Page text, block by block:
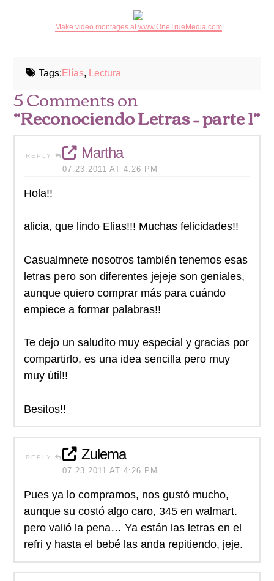
Make video montages atwww.OneTrueMedia.com
Tags: Elías, Lectura
5 Comments on
“Reconociendo Letras – parte 1”
REPLY Martha
07.23.2011 AT 4:26 PM
Hola!!
alicia, que lindo Elias!!! Muchas felicidades!!
Casualmnete nosotros también tenemos esas
letras pero son diferentes jejeje son geniales,
aunque quiero comprar más para cuándo
empiece a formar palabras!!
Te dejo un saludito muy especial y gracias por
compartirlo, es una idea sencilla pero muy
muy útil!!
Besitos!!
REPLY Zulema
07.23.2011 AT 4:26 PM
Pues ya lo compramos, nos gustó mucho,
aunque su costó algo caro, 345 en walmart.
pero valió la pena… Ya están las letras en el
refri y hasta el bebé las anda repitiendo, jeje.